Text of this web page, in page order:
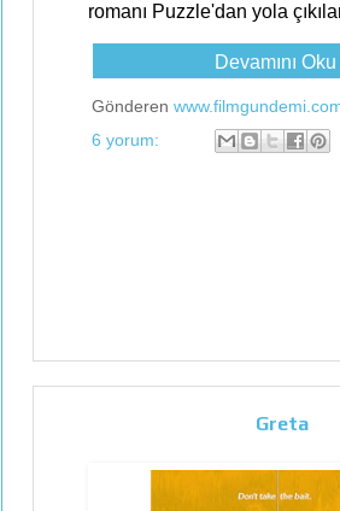
romanı Puzzle'dan yola
Devamını
Gönderen
6 yorum:
Greta